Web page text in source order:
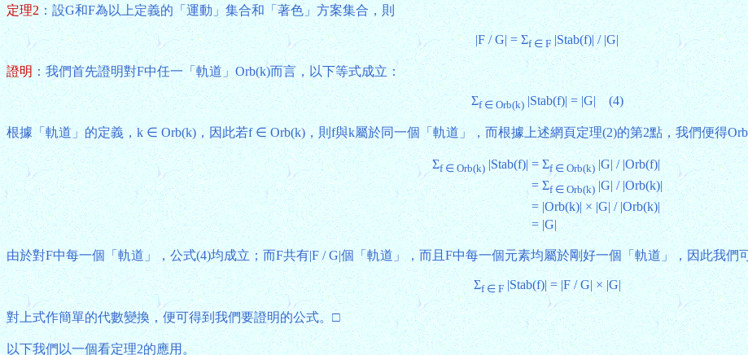
定理2：設G和F為以上定義的「運動」集合和「著色」方案集合，則
|F / G| = Σf ∈ F|Stab(f)| / |G|
證明：我們首先證明對F中任一「軌道」Orb(k)而言，以下等式成立：
Σf ∈ Orb(k)|Stab(f)| = |G| (4)
根據「軌道」的定義，k ∈ Orb(k)，因此若f ∈ Orb(k)，則f與k屬於同一個「軌道」，而根據上述網頁定理(2)的第2點，我們便得
Σf ∈ Orb(k)|Stab(f)| = Σf ∈ Orb(k)|G| / |Orb(f)|
= Σf ∈ Orb(k)|G| / |Orb(k)|
= |Orb(k)| × |G| / |Orb(k)|
= |G|
由於對F中每一個「軌道」，公式(4)均成立；而F共有|F / G|個「軌道」，而且F中每一個元素均屬於剛好一個「軌道」，因此我們
Σf ∈ F|Stab(f)| = |F / G| × |G|
對上式作簡單的代數變換，便可得到我們要證明的公式。□
以下我們以一個看定理2的應用。